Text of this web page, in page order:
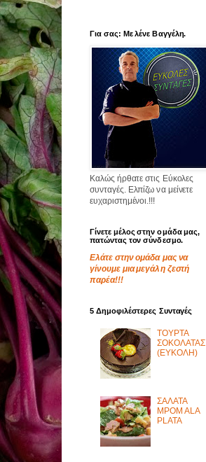
Για σας: Με λένε Βαγγέλη.
Καλώς ήρθατε στις Εύκολες
συνταγές. Ελπίζω να μείνετε
ευχαριστημένοι.!!!
Γίνετε μέλος στην ομάδα μας,
πατώντας τον σύνδεσμο.
Ελάτε στην ομάδα μας να
γίνουμε μια μεγάλη ζεστή
παρέα!!!
5 Δημοφιλέστερες Συνταγές
ΤΟΥΡΤΑ
ΣΟΚΟΛΑΤΑΣ
(ΕΥΚΟΛΗ)
ΣΑΛΑΤΑ
MPOM ALA
PLATA